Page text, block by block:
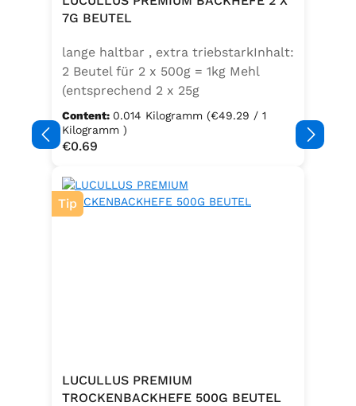
Speisefettsäuren, Folsäure,
Sellerie enthalten.
7G BEUTEL
lange haltbar , extra triebstarkInhalt:
2 Beutel für 2 x 500g = 1kg Mehl
(entsprechend 2 x 25g
Frischhefe)Zutaten: Trockenbackhefe
, Emulgator E491 (Unter
Schutzatmosphäre verpackt)
Content: 0.014 Kilogramm (€49.29 / 1
Kilogramm )
Regular price:
€0.69
Tip
LUCULLUS PREMIUM
TROCKENBACKHEFE 500G BEUTEL